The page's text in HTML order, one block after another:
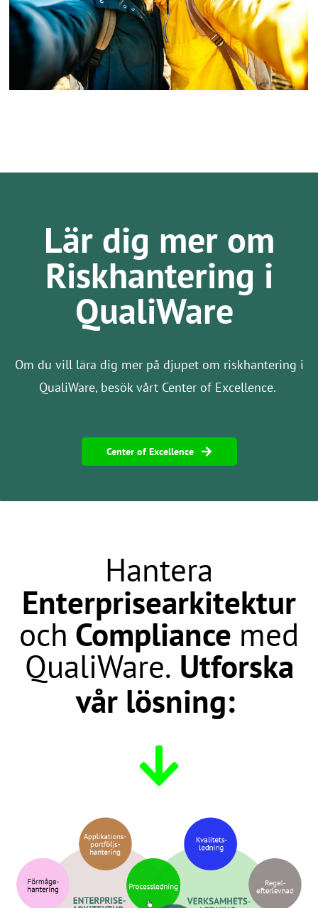
Lär dig mer om
Riskhantering i
QualiWare
Om du vill lära dig mer på djupet om riskhantering i
QualiWare, besök vårt Center of Excellence.
Center of Excellence
Hantera
Enterprisearkitektur
och Compliance med
QualiWare. Utforska
vår lösning: